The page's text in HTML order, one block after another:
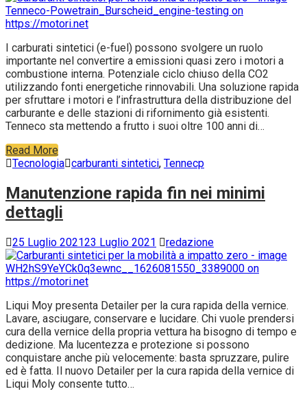
I carburati sintetici (e-fuel) possono svolgere un ruolo
importante nel convertire a emissioni quasi zero i motori a
combustione interna. Potenziale ciclo chiuso della CO2
utilizzando fonti energetiche rinnovabili. Una soluzione rapida
per sfruttare i motori e l’infrastruttura della distribuzione del
carburante e delle stazioni di rifornimento già esistenti.
Tenneco sta mettendo a frutto i suoi oltre 100 anni di…
Read More
Tecnologia carburanti sintetici, Tennecp
Manutenzione rapida fin nei minimi
dettagli
25 Luglio 202123 Luglio 2021 redazione
Liqui Moy presenta Detailer per la cura rapida della vernice.
Lavare, asciugare, conservare e lucidare. Chi vuole prendersi
cura della vernice della propria vettura ha bisogno di tempo e
dedizione. Ma lucentezza e protezione si possono
conquistare anche più velocemente: basta spruzzare, pulire
ed è fatta. Il nuovo Detailer per la cura rapida della vernice di
Liqui Moly consente tutto…